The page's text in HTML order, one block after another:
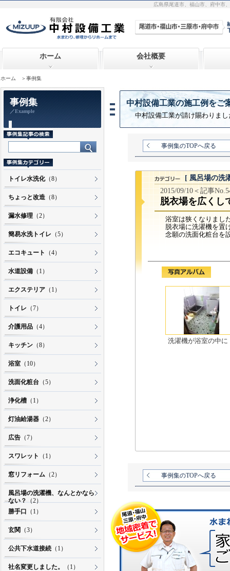
広島県尾道市、福山市、府中市
ホーム 会社概要
ホーム ＞事例集
事例集
／Example
中村設備工業の施工例をご
中村設備工業が請け賜わりま
事例集のTOPへ戻る
[ 風呂場の洗
2015/09/10＜記事
脱衣場を広くし
浴室は狭くなりまし
脱衣場に洗濯機を置
念願の洗面化粧台を
洗濯機が浴室の中に
事例集のTOPへ戻る
トイレ水洗化（8）
ちょっと改造 （8）
漏水修理 （2）
簡易水洗トイレ （5）
エコキュート （4）
水道設備 （1）
エクステリア （1）
トイレ （7）
介護用品 （4）
キッチン （8）
浴室 （10）
洗面化粧台 （5）
浄化槽 （1）
灯油給湯器 （2）
広告 （7）
スワレット （1）
窓リフォーム （2）
風呂場の洗濯機、なんとかなら
ない？（2）
勝手口
（1）
玄関 （3）
公共下水道接続 （1）
社名変更しました。 （1）